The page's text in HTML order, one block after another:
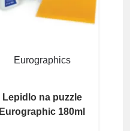
Eurographics
Lepidlo na puzzle
Eurographic 180ml